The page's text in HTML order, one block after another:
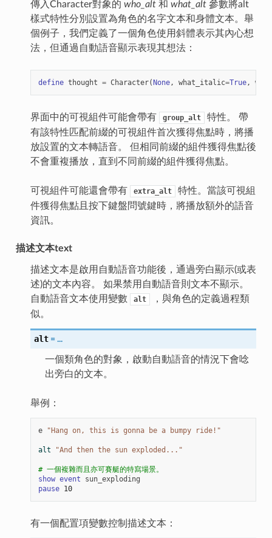
傳入Character對象的 who_alt和 what_alt參數將alt
樣式特性分別設置為角色的名字文本和身體文本。舉
個例子，我們定義了一個角色使用斜體表示其內心想
法，但通過自動語音顯示表現其想法：
define thought = Character(None, what_italic=True,
界面中的可視組件可能會帶有 group_alt
特性。 帶
有該特性匹配前綴的可視組件首次獲得焦點時，將播
放設置的文本轉語音。 但相同前綴的組件獲得焦點後
不會重複播放，直到不同前綴的組件獲得焦點。
可視組件可能還會帶有 extra_alt
特性。當該可視組
件獲得焦點且按下鍵盤問號鍵時，將播放額外的語音
資訊。
描述文本text
描述文本是啟用自動語音功能後，通過旁白顯示(或表
述)的文本內容。 如果禁用自動語音則文本不顯示。
自動語音文本使用變數
alt
，與角色的定義過程類
似。
alt = ...
一個類角色的對象，啟動自動語音的情況下會唸
出旁白的文本。
舉例：
e "Hang on, this is gonna be a bumpy ride!"
alt "And then the sun exploded..."
# 一個複雜而且亦可賽艇的特寫場景。
show event
sun_exploding
pause 10
有一個配置項變數控制描述文本：